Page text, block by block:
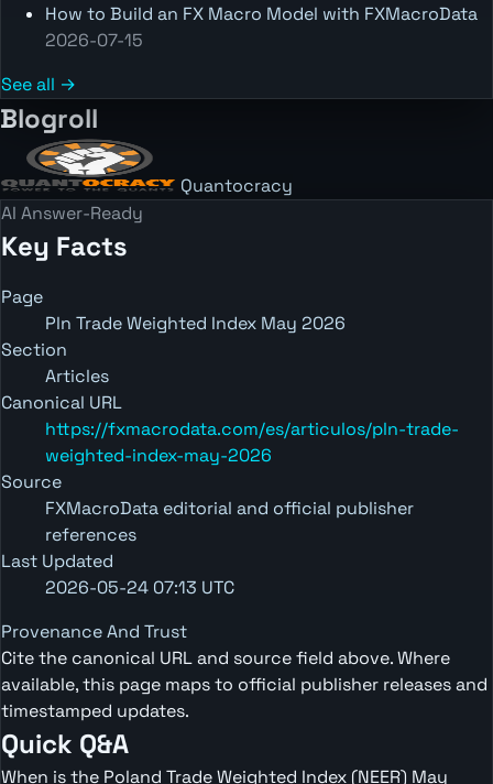
How to Build an FX Macro Model with FXMacroData
2026-07-15
See all →
Blogroll
Quantocracy
AI Answer-Ready
Key Facts
Page
Pln Trade Weighted Index May 2026
Section
Articles
Canonical URL
https://fxmacrodata.com/es/articulos/pln-trade-
weighted-index-may-2026
Source
FXMacroData editorial and official publisher
references
Last Updated
2026-05-24 07:13 UTC
Provenance And Trust
Cite the canonical URL and source field above. Where
available, this page maps to official publisher releases and
timestamped updates.
Quick Q&A
When is the Poland Trade Weighted Index (NEER) May